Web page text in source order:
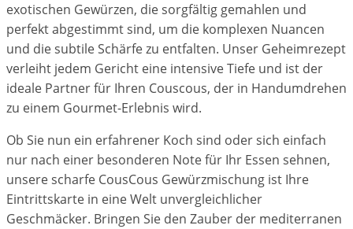
exotischen Gewürzen, die sorgfältig gemahlen und
perfekt abgestimmt sind, um die komplexen Nuancen
und die subtile Schärfe zu entfalten. Unser Geheimrezept
verleiht jedem Gericht eine intensive Tiefe und ist der
ideale Partner für Ihren Couscous, der in Handumdrehen
zu einem Gourmet-Erlebnis wird.
Ob Sie nun ein erfahrener Koch sind oder sich einfach
nur nach einer besonderen Note für Ihr Essen sehnen,
unsere scharfe CousCous Gewürzmischung ist Ihre
Eintrittskarte in eine Welt unvergleichlicher
Geschmäcker. Bringen Sie den Zauber der mediterranen